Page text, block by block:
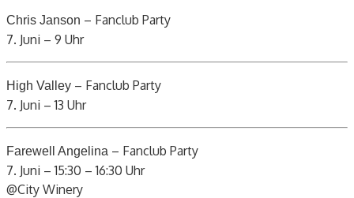
Chris Janson – Fanclub Party
7. Juni – 9 Uhr
High Valley – Fanclub Party
7. Juni – 13 Uhr
Farewell Angelina – Fanclub Party
7. Juni – 15:30 – 16:30 Uhr
@City Winery